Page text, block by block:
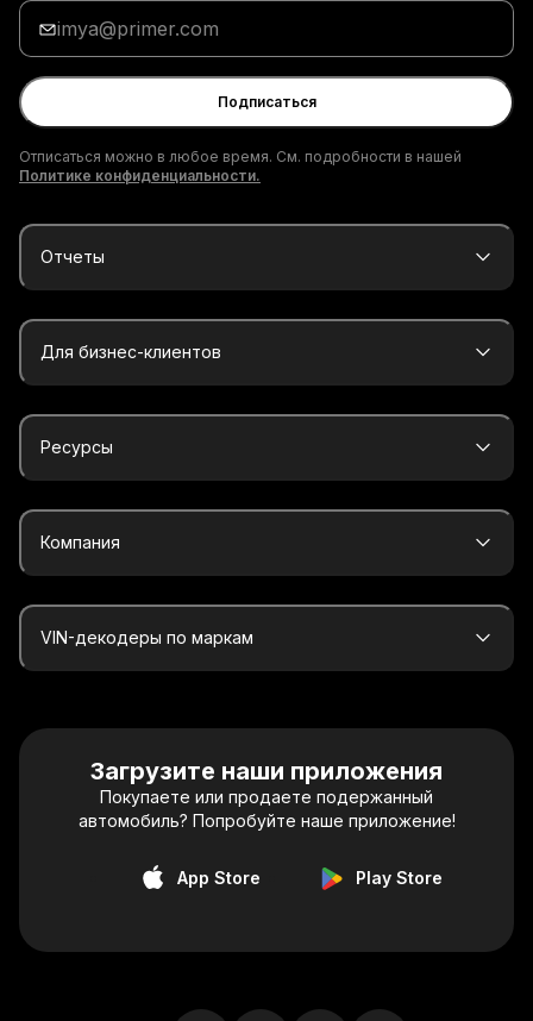
Введи
адрес
электронной
почты
Подписаться
Отписаться можно в любое время. См. подробности в нашей
Политике конфиденциальности.
Отчеты
Для бизнес-клиентов
Ресурсы
Компания
VIN-декодеры по маркам
Загрузите наши приложения
Покупаете или продаете подержанный
автомобиль? Попробуйте наше приложение!
App Store Play Store